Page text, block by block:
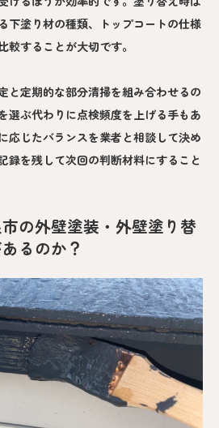
下塗り材の種類、トップコートの仕様
較することが大切です。
と定期的な部分清掃を組み合わせるの
選ぶ代わりに点検頻度を上げる手もあ
応じたバランスを業者と相談して決め
録を残して次回の判断材料にすること
の外壁塗装・外壁塗り替
るのか？